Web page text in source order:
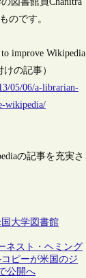
のです。
to improve Wikipedia
けの記事）
05/06/a-librarian-
wikipedia/
の記事を充実さ
大学図書館
ネスト・ヘミング
ピーが米国のジ
公開へ